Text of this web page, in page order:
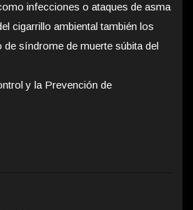
infecciones o ataques de asma
cigarrillo ambiental también los
síndrome de muerte súbita del
y la Prevención de